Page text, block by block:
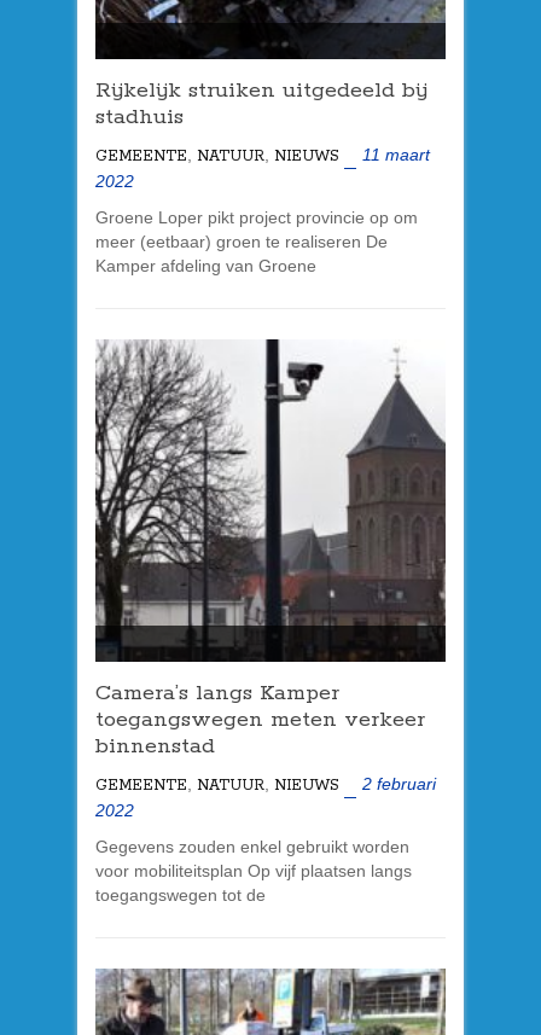
Rijkelijk struiken uitgedeeld bij
stadhuis
GEMEENTE NATUUR NIEUWS
11 maart
2022
Groene Loper pikt project provincie op om
meer (eetbaar) groen te realiseren De
Kamper afdeling van Groene
Camera’s langs Kamper
toegangswegen meten verkeer
binnenstad
GEMEENTE, NATUUR, NIEUWS
2 februari
2022
Gegevens zouden enkel gebruikt worden
voor mobiliteitsplan Op vijf plaatsen langs
toegangswegen tot de